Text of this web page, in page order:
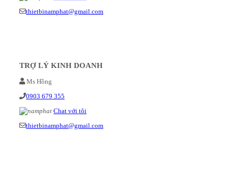
thietbinamphat@gmail.com
TRỢ LÝ KINH DOANH
Ms Hồng
0903 679 355
Chat với tôi
thietbinamphat@gmail.com